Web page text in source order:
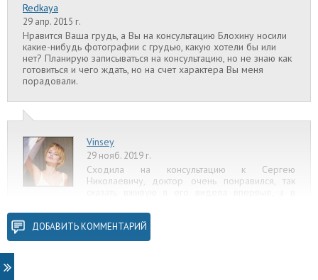
Redkaya
29 апр. 2015 г.
Нравится Ваша грудь, а Вы на консультацию Блохину носили
какие-нибудь фотографии с грудью, какую хотели бы или
нет? Планирую записываться на консультацию, но не знаю как
готовиться и чего ждать, но на счет характера Вы меня
порадовали.
Vinsey
29 нояб. 2019 г.
Сходила на консультацию к Сергею
Николаевичу, доктор очень понравился, так
Осмотрел быстро, консультация не часовая,
конечно. Сразу преложил увеличение
круглыми имплантами через подмышечный
ДОБАВИТЬ КОММЕНТАРИЙ